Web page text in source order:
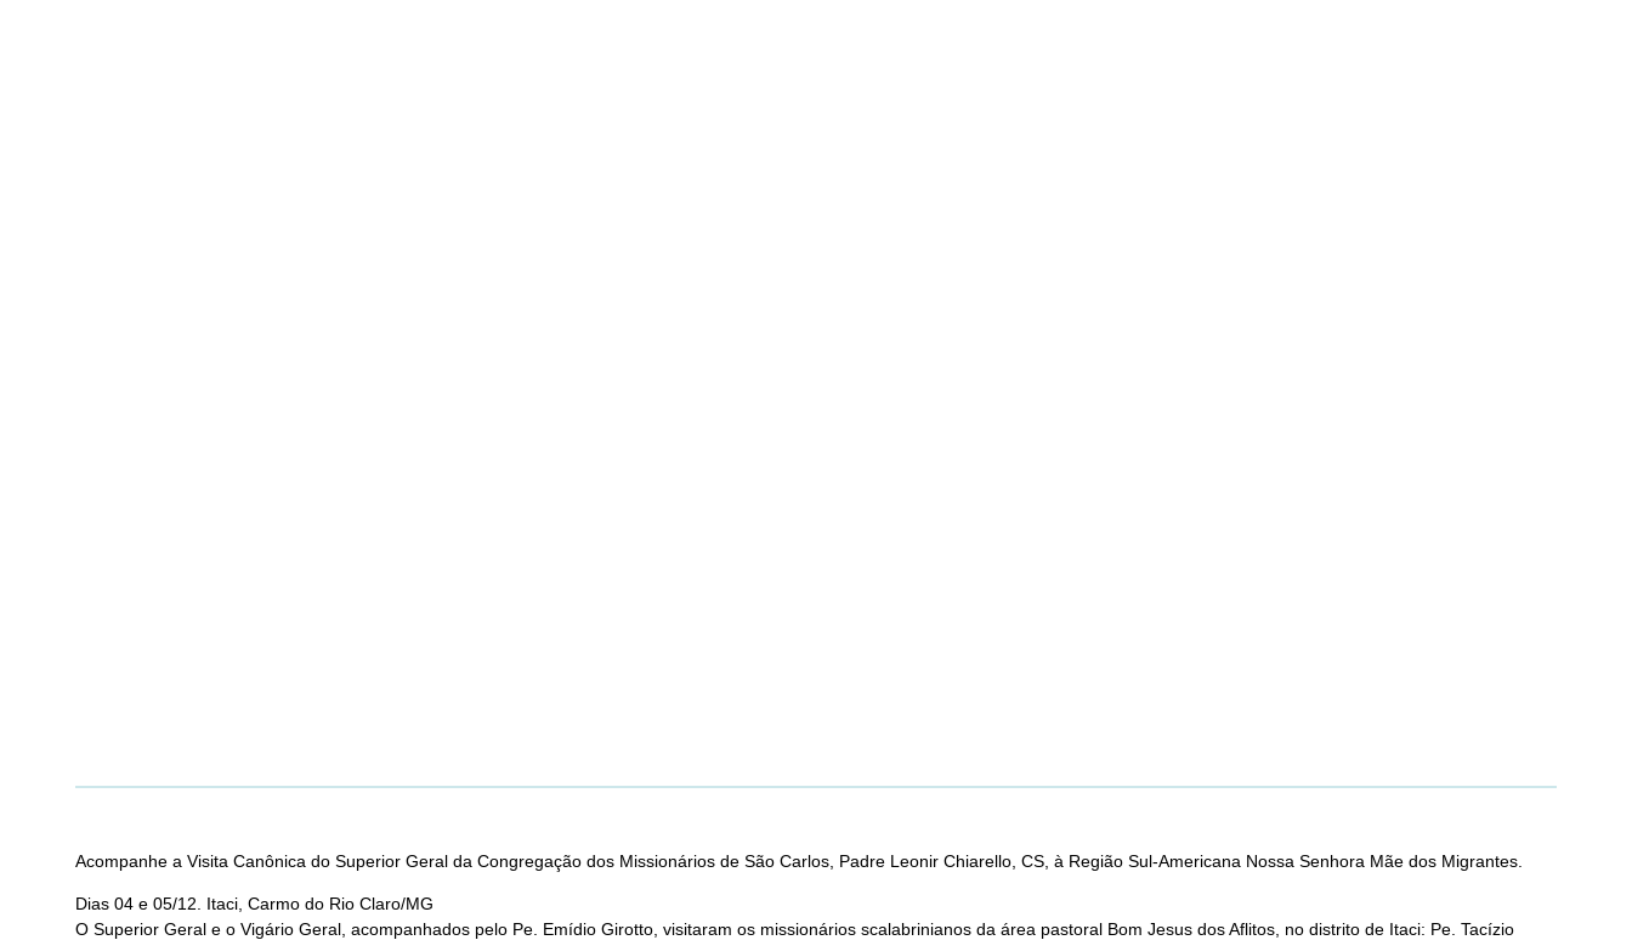
Acompanhe a Visita Canônica do Superior Geral da Congregação dos Missionários de São Carlos, Padre Leonir Chiarello, CS, à Região Sul-Americana Nossa Senhora Mãe dos Migrantes.
Dias 04 e 05/12. Itaci, Carmo do Rio Claro/MG
O Superior Geral e o Vigário Geral, acompanhados pelo Pe. Emídio Girotto, visitaram os missionários scalabrinianos da área pastoral Bom Jesus dos Aflitos, no distrito de Itaci: Pe. Tacízio